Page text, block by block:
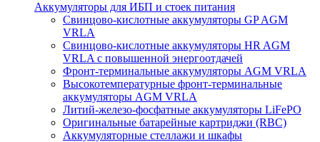
Аккумуляторы для ИБП и стоек питания
Свинцово-кислотные аккумуляторы GP AGM
VRLA
Свинцово-кислотные аккумуляторы HR AGM
VRLA с повышенной энергоотдачей
Фронт-терминальные аккумуляторы AGM VRLA
Высокотемпературные фронт-терминальные
аккумуляторы AGM VRLA
Литий-железо-фосфатные аккумуляторы LiFePO
Оригинальные батарейные картриджи (RBC)
Аккумуляторные стеллажи и шкафы